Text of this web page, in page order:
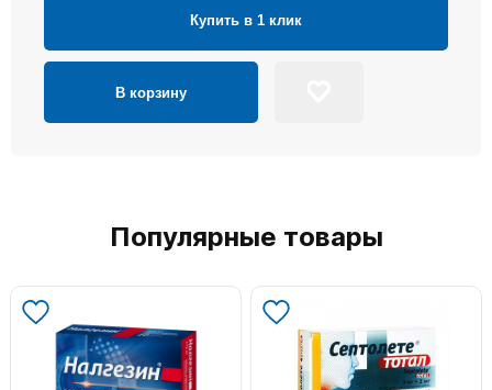
Купить в 1 клик
В корзину
Популярные товары